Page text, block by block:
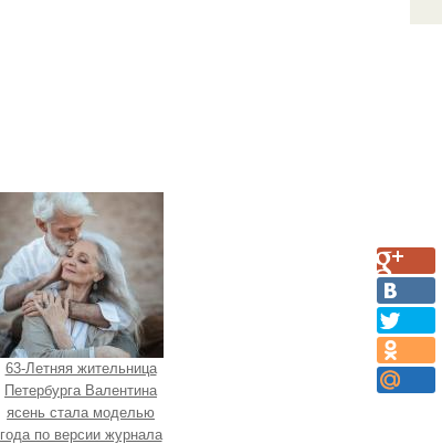
63-Летняя жительница
Петербурга Валентина
ясень стала моделью
года по версии журнала